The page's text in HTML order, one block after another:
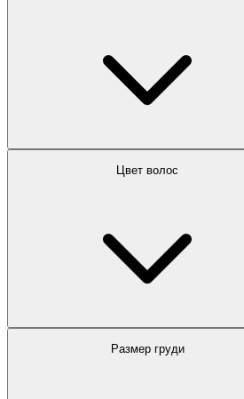
Цвет волос
Размер груди